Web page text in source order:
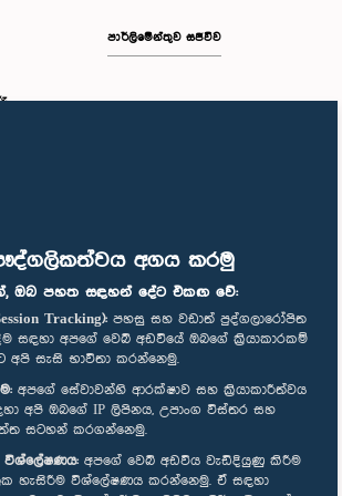
අගය කරමු
ඔබ පහත සඳහන් දේට එකඟ වේ:
Tracking): පහසු සහ වඩාත් පුද්ගලාරෝපිත
සඳහා අපගේ වෙබ් අඩවියේ ඔබගේ ක්‍රියාකාරකම්
සැසි භාවිතා කරන්නෙමු.
අපගේ සේවාවන්හි ආරක්ෂාව සහ ක්‍රියාකාරීත්වය
අපි ඔබගේ IP ලිපිනය, උපාංග විස්තර සහ
සටහන් කරගන්නෙමු.
විශ්ලේෂණය: අපගේ වෙබ් අඩවිය වැඩිදියුණු කිරීම
හැසිරීම විශ්ලේෂණය කරන්නෙමු. ඒ සඳහා
පාර්ලිමේන්තුව සජීවීව
සිටින්න :